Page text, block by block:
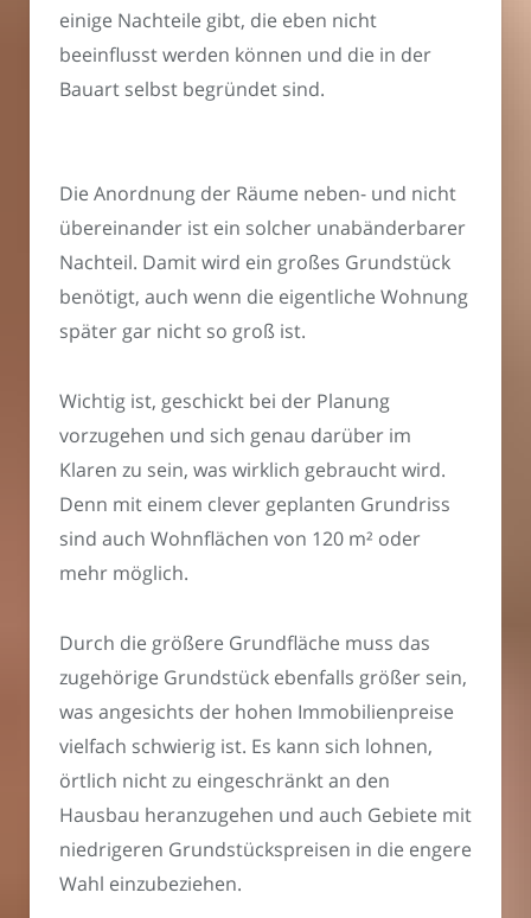
einige Nachteile gibt, die eben nicht
beeinflusst werden können und die in der
Bauart selbst begründet sind.
Die Anordnung der Räume neben- und nicht
übereinander ist ein solcher unabänderbarer
Nachteil. Damit wird ein großes Grundstück
benötigt, auch wenn die eigentliche Wohnung
später gar nicht so groß ist.
Wichtig ist, geschickt bei der Planung
vorzugehen und sich genau darüber im
Klaren zu sein, was wirklich gebraucht wird.
Denn mit einem clever geplanten Grundriss
sind auch Wohnflächen von 120 m² oder
mehr möglich.
Durch die größere Grundfläche muss das
zugehörige Grundstück ebenfalls größer sein,
was angesichts der hohen Immobilienpreise
vielfach schwierig ist. Es kann sich lohnen,
örtlich nicht zu eingeschränkt an den
Hausbau heranzugehen und auch Gebiete mit
niedrigeren Grundstückspreisen in die engere
Wahl einzubeziehen.